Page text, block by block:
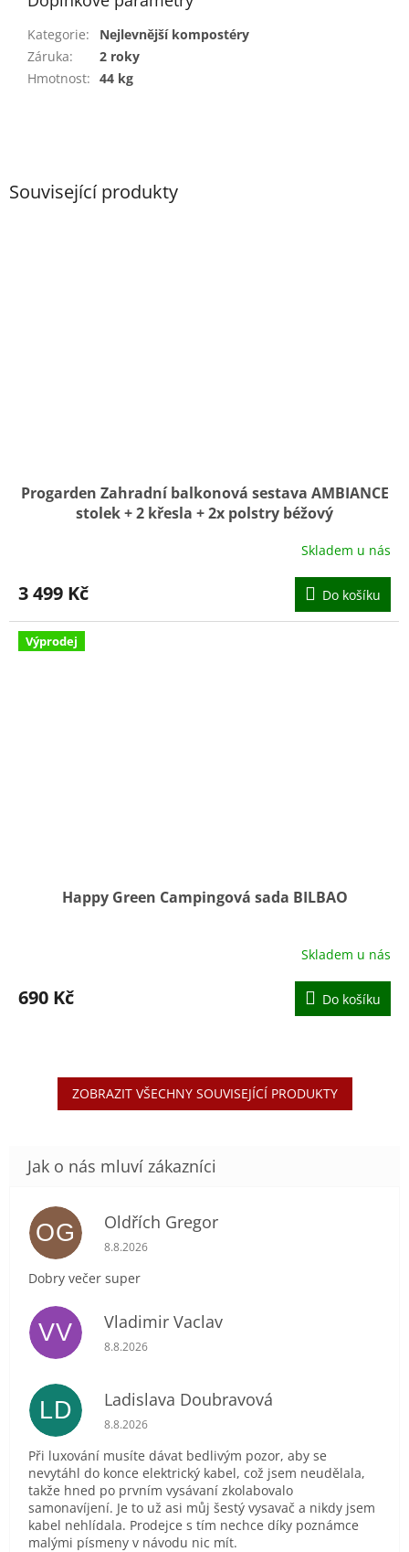
Související produkty
Progarden Zahradní balkonová sestava AMBIANCE
stolek + 2 křesla + 2x polstry béžový
Skladem u nás
3 499 Kč Do košíku
Výprodej
Happy Green Campingová sada BILBAO
produktu
je
hvězdiček.
Skladem u nás
690 Kč Do košíku
ZOBRAZIT VŠECHNY SOUVISEJÍCÍ PRODUKTY
Kategorie:
Nejlevnější kompostéry
Záruka:
2 roky
Hmotnost: 44 kg
OG Oldřích Gregor
Hodnocení obchodu je 5 z 5 hvězdiček.
8.8.2026
Dobry večer super
VV Vladimir Vaclav
Hodnocení obchodu je 5 z 5 hvězdiček.
8.8.2026
LD Ladislava Doubravová
Hodnocení obchodu je 2 z 5 hvězdiček.
8.8.2026
Při luxování musíte dávat bedlivým pozor, aby se
nevytáhl do konce elektrický kabel, což jsem neudělala,
takže hned po prvním vysávaní zkolabovalo
samonavíjení. Je to už asi můj šestý vysavač a nikdy jsem
kabel nehlídala. Prodejce s tím nechce díky poznámce
malými písmeny v návodu nic mít.